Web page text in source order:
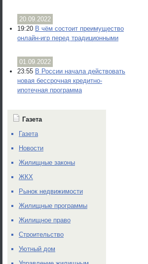
20.09.2022
19:20 В чём состоит преимущество
онлайн-игр перед традиционными
01.09.2022
23:55 В России начала действовать
новая бессрочная кредитно-
ипотечная программа
Газета
Газета
Новости
Жилищные законы
ЖКХ
Рынок недвижимости
Жилищные программы
Жилищное право
Строительство
Уютный дом